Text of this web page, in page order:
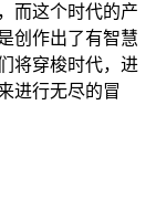
而这个时代的产
创作出了有智慧
将穿梭时代，进
进行无尽的冒